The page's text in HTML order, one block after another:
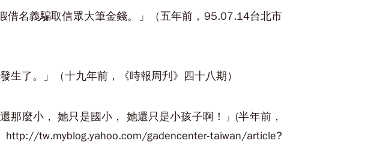
借名義騙取信眾大筆金錢。」（五年前，95.07.14台北市
生了。」（十九年前，《時報周刋》四十八期）
麼小， 她只是國小， 她還只是小孩子啊！」(半年前，
gadencenter-taiwan/article?